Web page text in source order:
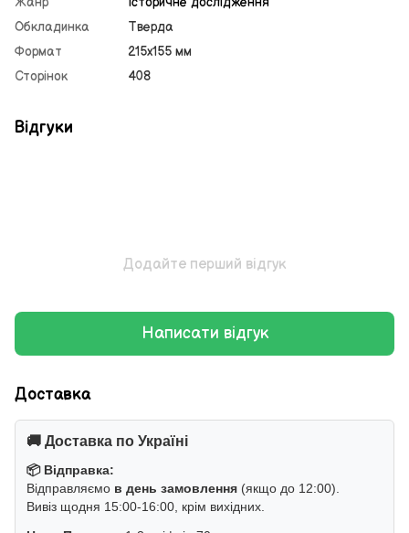
Обкладинка
Тверда
Формат
215х155 мм
Сторінок
408
Відгуки
Додайте перший відгук
Написати відгук
Доставка
🚚 Доставка по Україні
📦 Відправка:
Відправляємо в день замовлення (якщо до 12:00).
Вивіз щодня 15:00-16:00, крім вихідних.